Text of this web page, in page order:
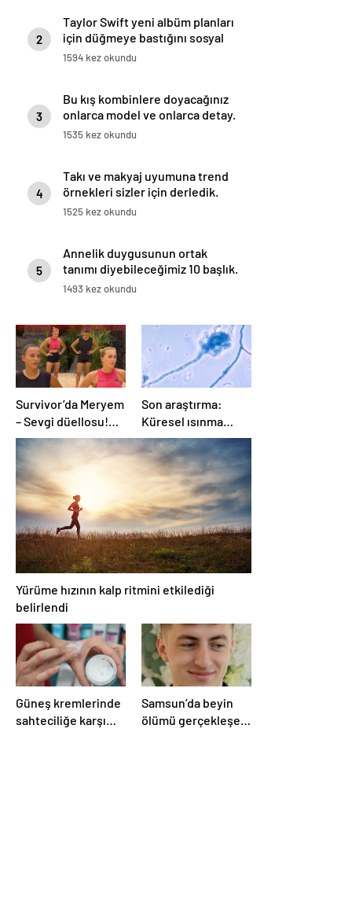
2
Taylor Swift yeni albüm planları
için düğmeye bastığını sosyal
medyadan duyurdu!
1594 kez okundu
3
Bu kış kombinlere doyacağınız
onlarca model ve onlarca detay.
1535 kez okundu
4
Takı ve makyaj uyumuna trend
örnekleri sizler için derledik.
1525 kez okundu
5
Annelik duygusunun ortak
tanımı diyebileceğimiz 10 başlık.
1493 kez okundu
Survivor’da Meryem
– Sevgi düellosu!
Yağmur’un rakibi
belli oldu
Son araştırma:
Küresel ısınma
ölümcül mantar
hastalığını yayabilir
Yürüme hızının kalp ritmini etkilediği
belirlendi
Güneş kremlerinde
sahteciliğe karşı
Samsun’da beyin
ölümü gerçekleşen